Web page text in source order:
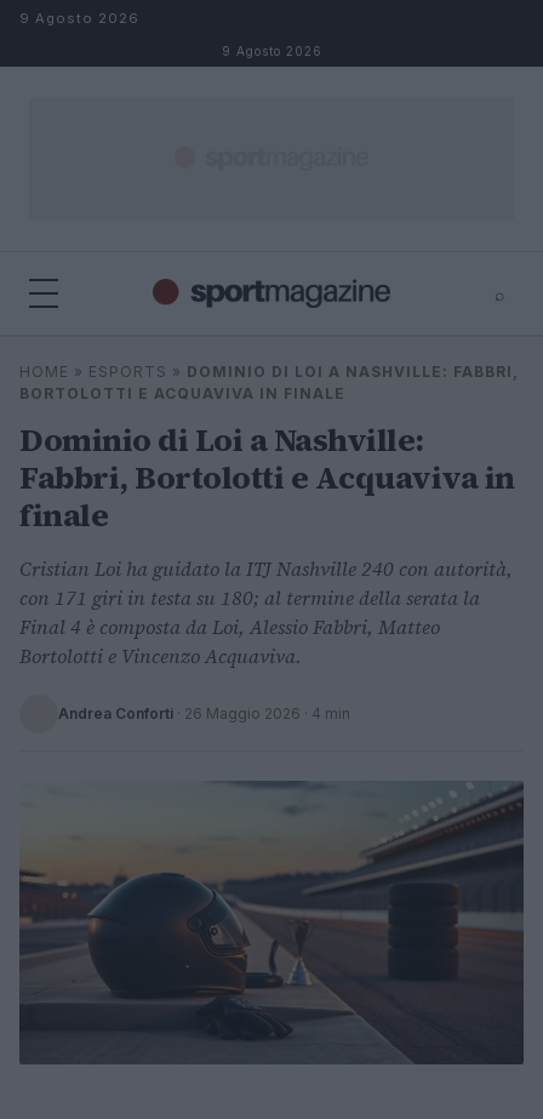
Salta al contenuto
9 Agosto 2026
9 Agosto 2026
⌕
Cerca
⌕ ×
HOME » ESPORTS » DOMINIO DI LOI A NASHVILLE: FABBRI,
BORTOLOTTI E ACQUAVIVA IN FINALE
Dominio di Loi a Nashville:
Fabbri, Bortolotti e Acquaviva in
finale
Cristian Loi ha guidato la ITJ Nashville 240 con autorità,
con 171 giri in testa su 180; al termine della serata la
Final 4 è composta da Loi, Alessio Fabbri, Matteo
Bortolotti e Vincenzo Acquaviva.
Andrea Conforti · 26 Maggio 2026 · 4 min